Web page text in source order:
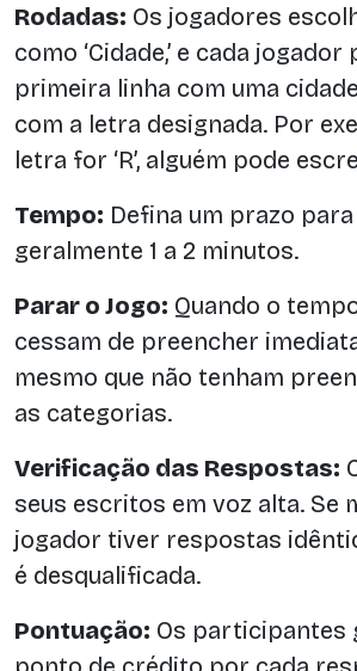
Rodadas: Os jogadores
como ‘Cidade,’ e cada
primeira linha com uma
com a letra designada. Por
letra for ‘R’, alguém pode
Tempo: Defina um prazo
geralmente 1 a 2 minutos.
Parar o Jogo: Quando o
cessam de preencher
mesmo que não tenham
as categorias.
Verificação das Respostas:
seus escritos em voz alta. Se
jogador tiver respostas
é desqualificada.
Pontuação: Os participantes